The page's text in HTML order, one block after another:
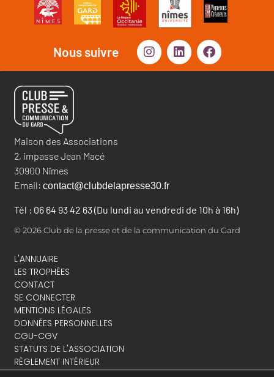
Nous suivre
Maison des Associations
2, impasse Jean Macé
30900 Nîmes
Email: contact@clubdelapresse30.fr
Tél : 06 64 93 42 63 (Du lundi au vendredi de 10h à 16h)
© 2026 Club de la presse et de la communication du Gard
L'ANNUAIRE
LES TROPHÉES
CONTACT
SE CONNECTER
MENTIONS LÉGALES
DONNÉES PERSONNELLES
CGU-CGV
STATUTS DE L'ASSOCIATION
RÈGLEMENT INTÉRIEUR